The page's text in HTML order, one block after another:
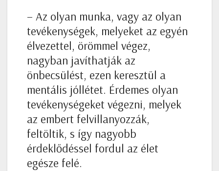
– Az olyan munka, vagy az olyan
tevékenységek, melyeket az egyén
élvezettel, örömmel végez,
nagyban javíthatják az
önbecsülést, ezen keresztül a
mentális jóllétet. Érdemes olyan
tevékenységeket végezni, melyek
az embert felvillanyozzák,
feltöltik, s így nagyobb
érdeklődéssel fordul az élet
egésze felé.